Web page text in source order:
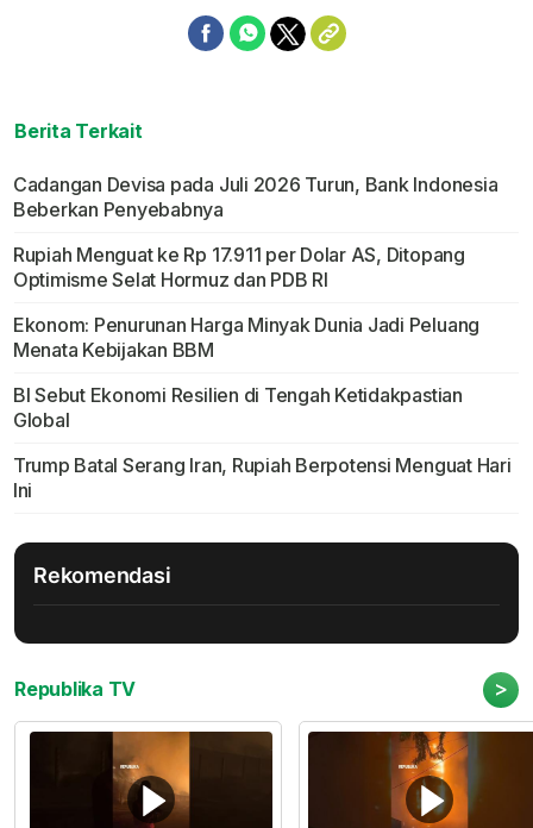
Berita Terkait
Cadangan Devisa pada Juli 2026 Turun, Bank Indonesia
Beberkan Penyebabnya
Rupiah Menguat ke Rp 17.911 per Dolar AS, Ditopang
Optimisme Selat Hormuz dan PDB RI
Ekonom: Penurunan Harga Minyak Dunia Jadi Peluang
Menata Kebijakan BBM
BI Sebut Ekonomi Resilien di Tengah Ketidakpastian
Global
Trump Batal Serang Iran, Rupiah Berpotensi Menguat Hari
Ini
Rekomendasi
Republika TV >